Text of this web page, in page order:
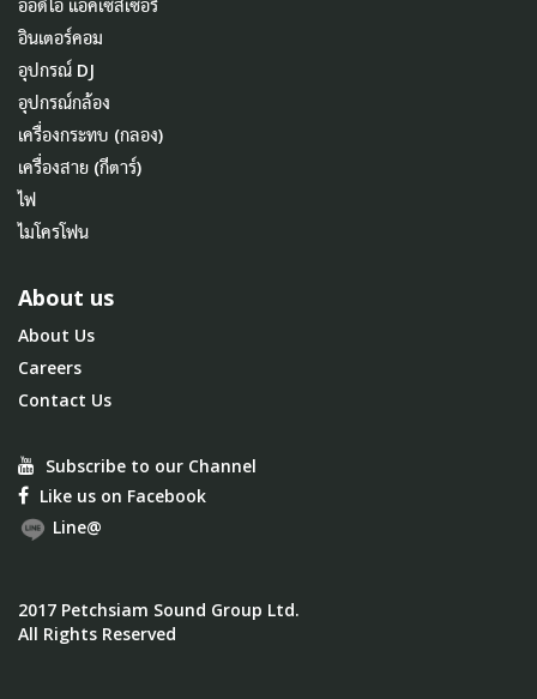
ออดิโอ แอคเซสเซอรี่
อินเตอร์คอม
อุปกรณ์ DJ
อุปกรณ์กล้อง
เครื่องกระทบ (กลอง)
เครื่องสาย (กีตาร์)
ไฟ
ไมโครโฟน
About us
About Us
Careers
Contact Us
Subscribe to our Channel
Like us on Facebook
Line@
2017 Petchsiam Sound Group Ltd.
All Rights Reserved